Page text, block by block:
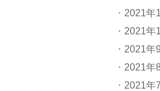
2021年
2021年
2021年
2021年
2021年